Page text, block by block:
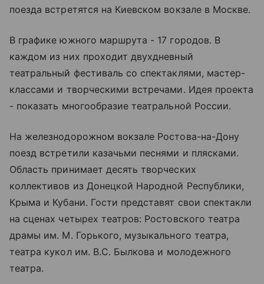
поезда встретятся на Киевском вокзале в Москве.
В графике южного маршрута - 17 городов. В
каждом из них проходит двухдневный
театральный фестиваль со спектаклями, мастер-
классами и творческими встречами. Идея проекта
- показать многообразие театральной России.
На железнодорожном вокзале Ростова-на-Дону
поезд встретили казачьми песнями и плясками.
Область принимает десять творческих
коллективов из Донецкой Народной Республики,
Крыма и Кубани. Гости представят свои спектакли
на сценах четырех театров: Ростовского театра
драмы им. М. Горького, музыкального театра,
театра кукол им. В.С. Былкова и молодежного
театра.